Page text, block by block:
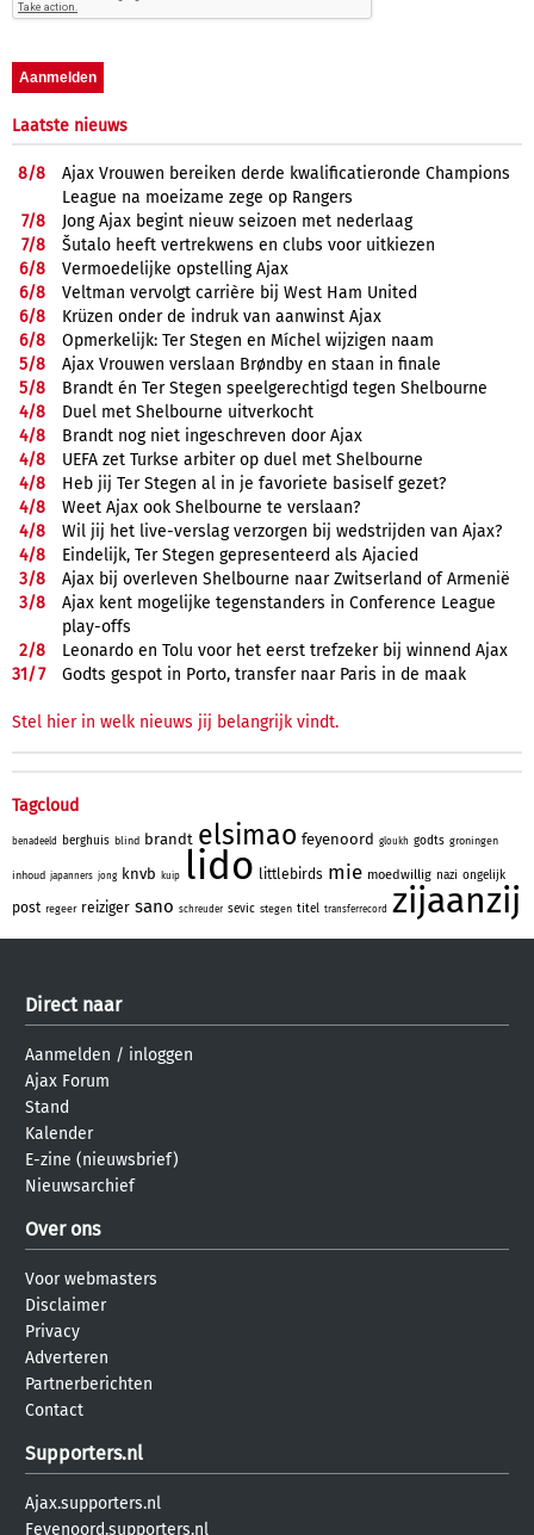
Laatste nieuws
8/8
Ajax Vrouwen bereiken derde kwalificatieronde Champions
League na moeizame zege op Rangers
7/8
Jong Ajax begint nieuw seizoen met nederlaag
7/8
Šutalo heeft vertrekwens en clubs voor uitkiezen
6/8
Vermoedelijke opstelling Ajax
6/8
Veltman vervolgt carrière bij West Ham United
6/8
Krüzen onder de indruk van aanwinst Ajax
6/8
Opmerkelijk: Ter Stegen en Míchel wijzigen naam
5/8
Ajax Vrouwen verslaan Brøndby en staan in finale
5/8
Brandt én Ter Stegen speelgerechtigd tegen Shelbourne
4/8
Duel met Shelbourne uitverkocht
4/8
Brandt nog niet ingeschreven door Ajax
4/8
UEFA zet Turkse arbiter op duel met Shelbourne
4/8
Heb jij Ter Stegen al in je favoriete basiself gezet?
4/8
Weet Ajax ook Shelbourne te verslaan?
4/8
Wil jij het live-verslag verzorgen bij wedstrijden van Ajax?
4/8
Eindelijk, Ter Stegen gepresenteerd als Ajacied
3/8
Ajax bij overleven Shelbourne naar Zwitserland of Armenië
3/8
Ajax kent mogelijke tegenstanders in Conference League
play-offs
2/8
Leonardo en Tolu voor het eerst trefzeker bij winnend Ajax
31/7 Godts gespot in Porto, transfer naar Paris in de maak
Stel hier in welk nieuws jij belangrijk vindt.
Tagcloud
benadeeld berghuis blind brandt elsimao feyenoord gloukh godts groningen
inhoud japanners jong knvb kuip lido littlebirds mie moedwillig nazi ongelijk
post regeer reiziger sano schreuder sevic stegen titel transferrecord zijaanzij
Direct naar
Aanmelden / inloggen
Ajax Forum
Stand
Kalender
E-zine (nieuwsbrief)
Nieuwsarchief
Over ons
Voor webmasters
Disclaimer
Privacy
Adverteren
Partnerberichten
Contact
Supporters.nl
Ajax.supporters.nl
Feyenoord.supporters.nl